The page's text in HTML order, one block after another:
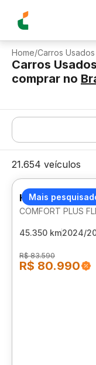
Home/Carros Usados
Carros
comprar no
21.654 veículos
Mais
HYUNDAI
COMFORT PLUS
45.350 km2024/
R$ 83.590
R$ 80.990